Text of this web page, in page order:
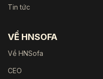
Tin tức
VỀ HNSOFA
Về HNSofa
CEO